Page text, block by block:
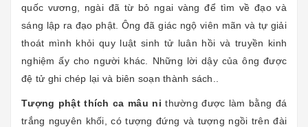
quốc vương, ngài đã từ bỏ ngai vàng để tìm về đạo và
sáng lập ra đạo phật. Ông đã giác ngộ viên mãn và tự giải
thoát mình khỏi quy luật sinh tử luân hồi và truyền kinh
nghiệm ấy cho người khác. Những lời dậy của ông được
đệ tử ghi chép lại và biên soạn thành sách..
Tượng phật thích ca mâu ni thường được làm bằng đá
trắng nguyên khối, có tượng đứng và tượng ngồi trên đài